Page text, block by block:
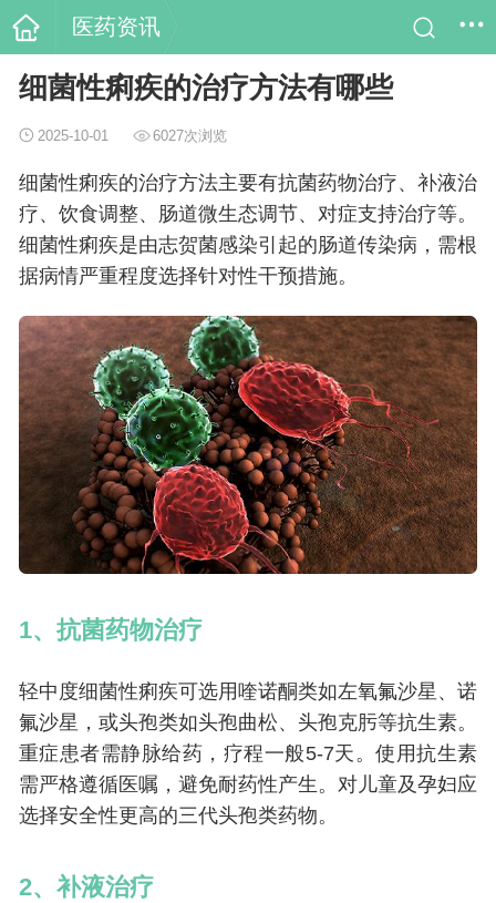
医药资讯
细菌性痢疾的治疗方法有哪些
2025-10-01 6027次浏览
细菌性痢疾的治疗方法主要有抗菌药物治疗、补液治
疗、饮食调整、肠道微生态调节、对症支持治疗等。
细菌性痢疾是由志贺菌感染引起的肠道传染病，需根
据病情严重程度选择针对性干预措施。
1、抗菌药物治疗
轻中度细菌性痢疾可选用喹诺酮类如左氧氟沙星、诺
氟沙星，或头孢类如头孢曲松、头孢克肟等抗生素。
重症患者需静脉给药，疗程一般5-7天。使用抗生素
需严格遵循医嘱，避免耐药性产生。对儿童及孕妇应
选择安全性更高的三代头孢类药物。
2、补液治疗